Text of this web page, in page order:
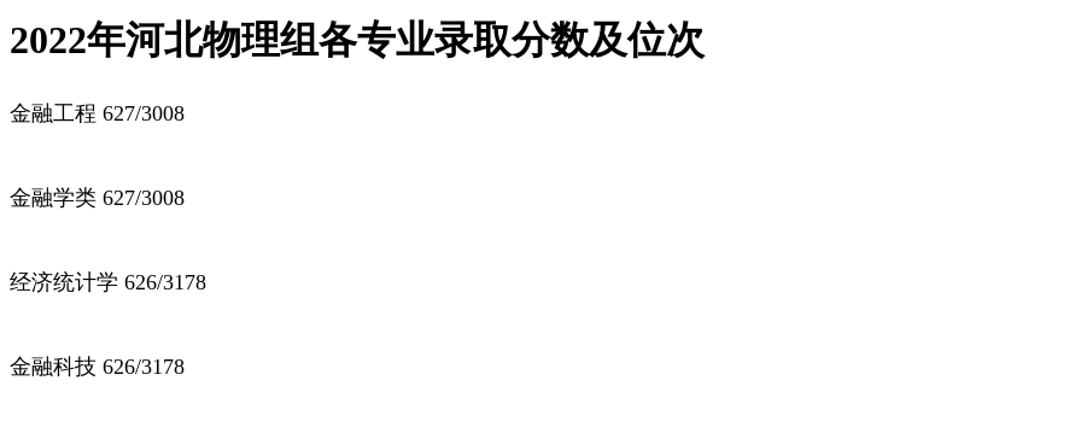
2022年河北物理组各专业录取分数及位次
金融工程 627/3008
金融学类 627/3008
经济统计学 626/3178
金融科技 626/3178